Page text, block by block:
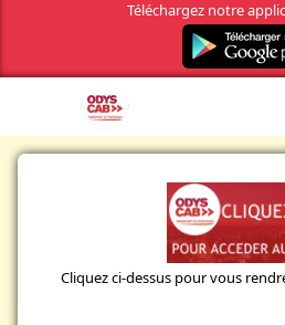
Téléchargez notre
Cliquez ci-dessus pour vous